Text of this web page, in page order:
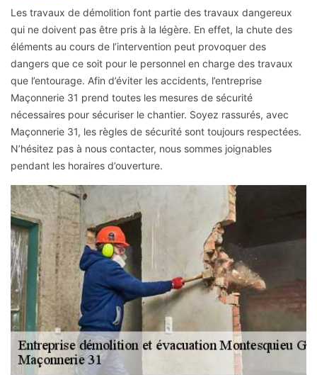
Les travaux de démolition font partie des travaux dangereux
qui ne doivent pas être pris à la légère. En effet, la chute des
éléments au cours de l’intervention peut provoquer des
dangers que ce soit pour le personnel en charge des travaux
que l’entourage. Afin d’éviter les accidents, l’entreprise
Maçonnerie 31 prend toutes les mesures de sécurité
nécessaires pour sécuriser le chantier. Soyez rassurés, avec
Maçonnerie 31, les règles de sécurité sont toujours respectées.
N’hésitez pas à nous contacter, nous sommes joignables
pendant les horaires d’ouverture.